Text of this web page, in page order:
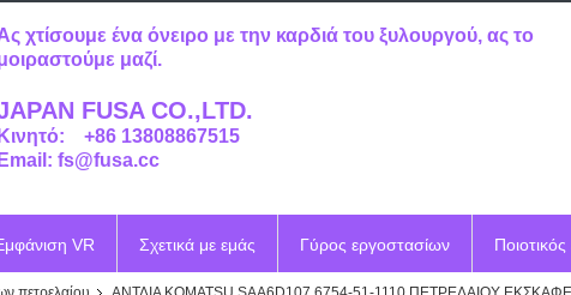
χτίσουμε ένα όνειρο με την καρδιά του ξυλουργού, ας το
μαζί.
FUSA CO.,LTD.
Κινητό: +86 13808867515
Email: fs@fusa.cc
VR Σχετικά με εμάς Γύρος εργοστασίων